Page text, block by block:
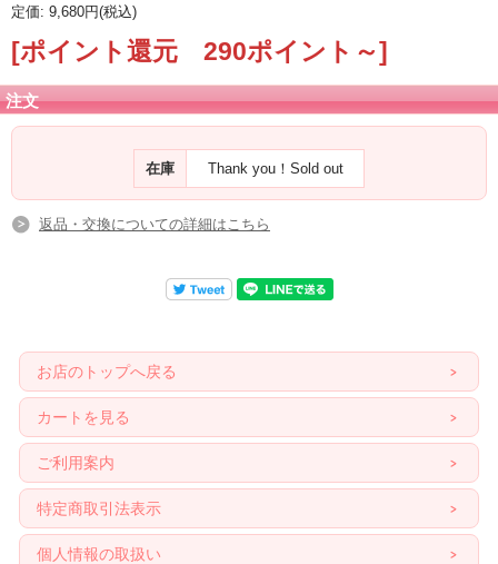
定価: 9,680円(税込)
[ポイント還元 290ポイント～]
注文
在庫 Thank you！Sold out
返品・交換についての詳細はこちら
お店のトップへ戻る
カートを見る
ご利用案内
特定商取引法表示
個人情報の取扱い